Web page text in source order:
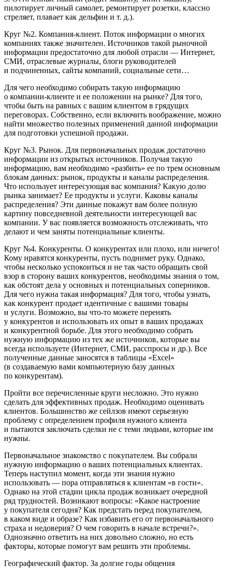
пилотирует личный самолет, ремонтирует розетки, классно
стреляет, плавает как дельфин и т. д.).
Круг №2. Компания-клиент. Поток информации о многих
компаниях также значителен. Источников такой рыночной
информации предостаточно для любой отрасли — Интернет,
СМИ, отраслевые журналы, блоги руководителей
и подчиненных, сайты компаний, социальные сети…
Для чего необходимо собирать такую информацию
о компании-клиенте и ее положении на рынке? Для того,
чтобы быть на равных с вашим клиентом в грядущих
переговорах. Собственно, если включить воображение, можно
найти множество полезных применений данной информации
для подготовки успешной продажи.
Круг №3. Рынок. Для первоначальных продаж достаточно
информации из открытых источников. Получая такую
информацию, вам необходимо «разбить» ее по трем основным
блокам данных: рынок, продукты и каналы распределения.
Что использует интересующая вас компания? Какую долю
рынка занимает? Ее продукты и услуги. Каковы каналы
распределения? Эти данные покажут вам более полную
картину повседневной деятельности интересующей вас
компании. У вас появляется возможность отслеживать, что
делают и чем заняты потенциальные клиенты.
Круг №4. Конкуренты. О конкурентах или плохо, или ничего!
Кому нравятся конкуренты, пусть поднимет руку. Однако,
чтобы несколько успокоиться и не так часто обращать свой
взор в сторону ваших конкурентов, необходимы знания о том,
как обстоят дела у основных и потенциальных соперников.
Для чего нужна такая информация? Для того, чтобы узнать,
как конкурент продает идентичные с вашими товары
и услуги. Возможно, вы что-то можете перенять
у конкурентов и использовать их опыт в ваших продажах
и конкурентной борьбе. Для этого необходимо собрать
нужную информацию из тех же источников, которые вы
всегда используете (Интернет, СМИ, расспросы и др.). Все
полученные данные заносятся в таблицы «Excel»
(в создаваемую вами компьютерную базу данных
по конкурентам).
Пройти все перечисленные круги несложно. Это нужно
сделать для эффективных продаж. Необходимо оценивать
клиентов. Большинство же сейлзов имеют серьезную
проблему с определением профиля нужного клиента
и пытаются заключать сделки не с теми людьми, которые им
нужны.
Первоначальное знакомство с покупателем. Вы собрали
нужную информацию о ваших потенциальных клиентах.
Теперь наступил момент, когда эти знания нужно
использовать — пора отправляться к клиентам «в гости».
Однако на этой стадии цикла продаж возникает очередной
ряд трудностей. Возникают вопросы: «Какое настроение
у покупателя сегодня? Как предстать перед покупателем,
в каком виде и образе? Как избавить его от первоначального
страха и недоверия? О чем говорить в начале встречи?».
Однозначно ответить на них довольно сложно, но есть
факторы, которые помогут вам решить эти проблемы.
Географический фактор. За долгие годы общения